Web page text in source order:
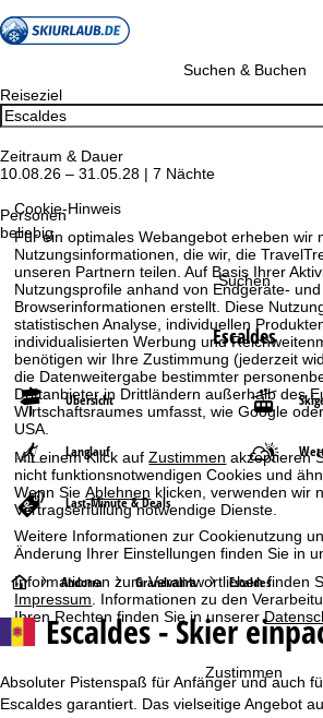
Cookie-Hinweis
Für ein optimales Webangebot erheben wir
Nutzungsinformationen, die wir, die
unseren Partnern teilen. Auf Basis Ihrer
Nutzungsprofile anhand von Endgeräte- und
Browserinformationen erstellt. Diese
statistischen Analyse, individuellen
individualisierten Werbung und
benötigen wir Ihre Zustimmung (jederzeit
die Datenweitergabe bestimmter
Drittanbieter in Drittländern außerhalb des
Wirtschaftsraumes umfasst, wie Google
USA.
Mit einem Klick aufZustimmen akzeptieren
nicht funktionsnotwendigen Cookies und
Wenn SieAblehnen klicken, verwenden wir
Vertragserfüllung notwendige Dienste.
Weitere Informationen zur Cookienutzung
Änderung Ihrer Einstellungen finden Sie in
Informationen zum Verantwortlichen finden
Impressum. Informationen zu den
Ihren Rechten finden Sie in unserer
Zustimmen
Suchen & Buchen
Reiseziel
Zeitraum & Dauer
10.08.26 – 31.05.28 | 7 Nächte
Personen
beliebig
Suchen
Escaldes
Übersicht
Langlauf
Last-Minute & Deals
S
t
Andorra Grandvalira Escaldes
Escaldes - Skier
Absoluter Pistenspaß für Anfänger und auch
Escaldes garantiert. Das vielseitige Angebot